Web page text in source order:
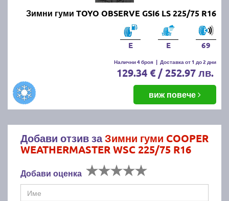
Зимни гуми TOYO OBSERVE GSI6 LS 225/75 R16
E E 69
Налични 4 броя | Доставка от 1 до 2 дни
129.34 € / 252.97 лв.
виж повече
Добави отзив заЗимни гуми COOPER
WEATHERMASTER WSC 225/75 R16
Добави оценка